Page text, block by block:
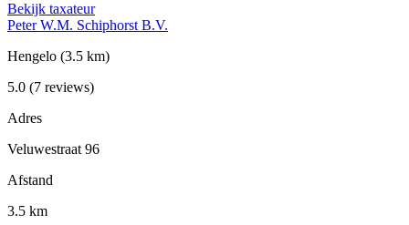
Bekijk taxateur
Peter W.M. Schiphorst B.V.
Hengelo (3.5 km)
5.0 (7 reviews)
Adres
Veluwestraat 96
Afstand
3.5 km